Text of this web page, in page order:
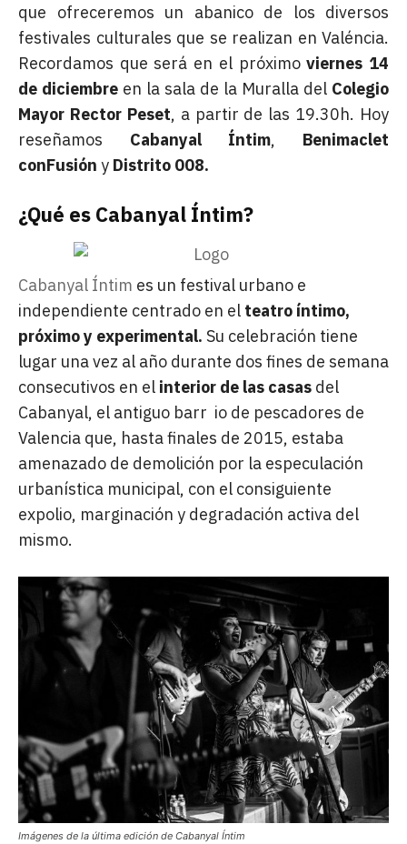
que ofreceremos un abanico de los diversos
festivales culturales que se realizan en Valéncia.
Recordamos que será en el próximoviernes 14
de diciembre en la sala de la Muralla del Colegio
Mayor Rector Peset, a partir de las 19.30h. Hoy
reseñamos Cabanyal Íntim, Benimaclet
conFusión y Distrito 008.
¿Qué es Cabanyal Íntim?
Cabanyal Íntim es un festival urbano e
independiente centrado en el teatro íntimo,
próximo y experimental. Su celebración tiene
lugar una vez al año durante dos fines de semana
consecutivos en el interior de las casas del
Cabanyal, el antiguo barr io de pescadores de
Valencia que, hasta finales de 2015, estaba
amenazado de demolición por la especulación
urbanística municipal, con el consiguiente
expolio, marginación y degradación activa del
mismo.
Imágenes de la última edición de Cabanyal Íntim